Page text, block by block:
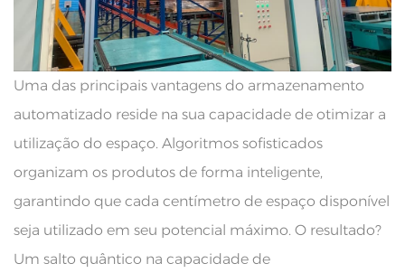
Uma das principais vantagens do armazenamento
automatizado reside na sua capacidade de otimizar a
utilização do espaço. Algoritmos sofisticados
organizam os produtos de forma inteligente,
garantindo que cada centímetro de espaço disponível
seja utilizado em seu potencial máximo. O resultado?
Um salto quântico na capacidade de